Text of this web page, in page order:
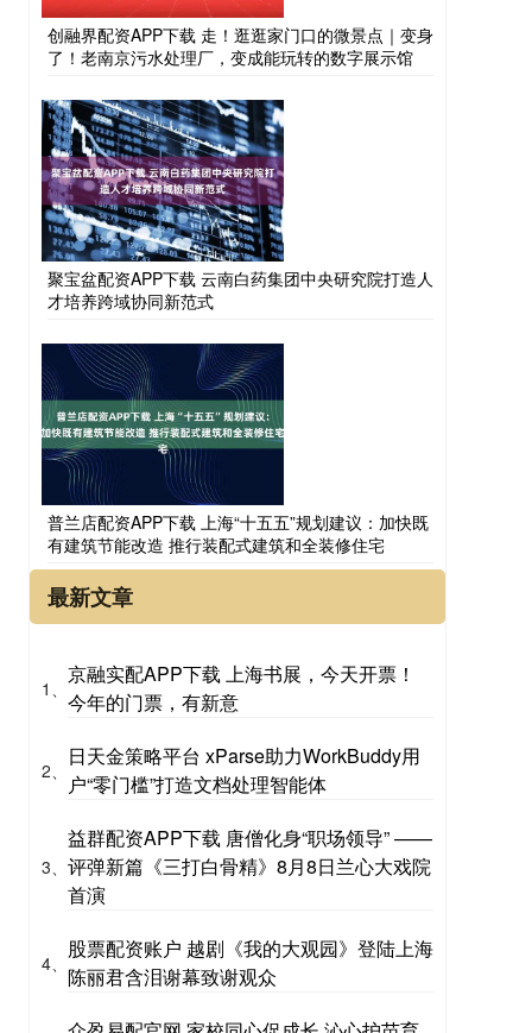
创融界配资APP下载 走！逛逛家门口的微景点｜变身
了！老南京污水处理厂，变成能玩转的数字展示馆
聚宝盆配资APP下载 云南白药集团中央研究院打造人
才培养跨域协同新范式
普兰店配资APP下载 上海“十五五”规划建议：加快既
有建筑节能改造 推行装配式建筑和全装修住宅
最新文章
1、
京融实配APP下载 上海书展，今天开票！
今年的门票，有新意
2、
日天金策略平台 xParse助力WorkBuddy用
户“零门槛”打造文档处理智能体
3、
益群配资APP下载 唐僧化身“职场领导” ——
评弹新篇《三打白骨精》8月8日兰心大戏院
首演
4、
股票配资账户 越剧《我的大观园》登陆上海
陈丽君含泪谢幕致谢观众